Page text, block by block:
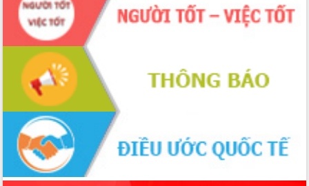
Đắk Lắk rà soát, điều chỉnh Đề án 190
về phát triển nuôi trồng thủy sản
Phó Chủ tịch UBND tỉnh Đắk Lắk
Trương Công Thái kiểm tra thực địa
Dự án cao tốc Khánh Hòa - Buôn Ma
Thuột
Định vị cà phê Việt Nam như một “di
sản sống” trong dòng chảy toàn cầu
Xây dựng nông thôn mới: Nâng cao đời
sống người dân từ những mô hình thiết
thực
Quyết liệt tháo gỡ vướng mắc, đẩy